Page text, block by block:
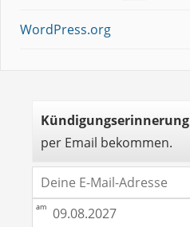
WordPress.org
Kündigungserinnerung
per Email bekommen.